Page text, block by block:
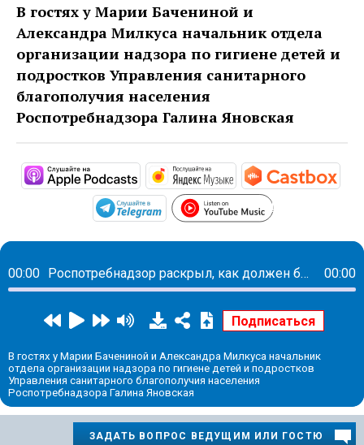
В гостях у Марии Бачениной и
Александра Милкуса начальник отдела
организации надзора по гигиене детей и
подростков Управления санитарного
благополучия населения
Роспотребнадзора Галина Яновская
https://podcasts.apple.com/ru/
https://
https://t.me/mavestreambot/
https://
00:00 Роспотребнадзор раскрыл, как должен быть организован отдых в летних лагерях на самом деле 00:00
В гостях у Марии Бачениной и Александра Милкуса начальник
отдела организации надзора по гигиене детей и подростков
Управления санитарного благополучия населения
Роспотребнадзора Галина Яновская
ЗАДАТЬ ВОПРОС ВЕДУЩИМ ИЛИ ГОСТЮ